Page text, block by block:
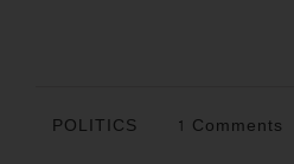
POLITICS 1 Comments